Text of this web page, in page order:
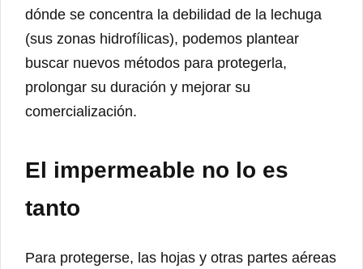
dónde se concentra la debilidad de la lechuga
(sus zonas hidrofílicas), podemos plantear
buscar nuevos métodos para protegerla,
prolongar su duración y mejorar su
comercialización.
El impermeable no lo es
tanto
Para protegerse, las hojas y otras partes aéreas